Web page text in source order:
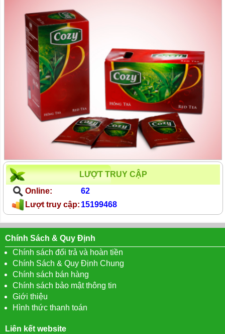
LƯỢT TRUY CẬP
Online:
62
Lượt truy cập: 15199468
Chính Sách & Quy Định
Chính sách đổi trả và hoàn tiền
Chính Sách & Quy Định Chung
Chính sách bán hàng
Chính sách bảo mật thông tin
Giới thiệu
Hình thức thanh toán
Liên kết website